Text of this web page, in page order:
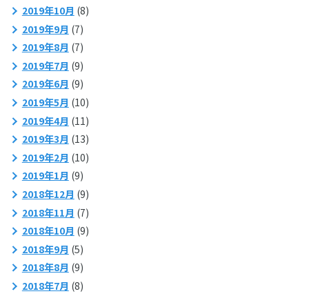
2019年10月 (8)
2019年9月 (7)
2019年8月 (7)
2019年7月 (9)
2019年6月 (9)
2019年5月 (10)
2019年4月 (11)
2019年3月 (13)
2019年2月 (10)
2019年1月 (9)
2018年12月 (9)
2018年11月 (7)
2018年10月 (9)
2018年9月 (5)
2018年8月 (9)
2018年7月 (8)